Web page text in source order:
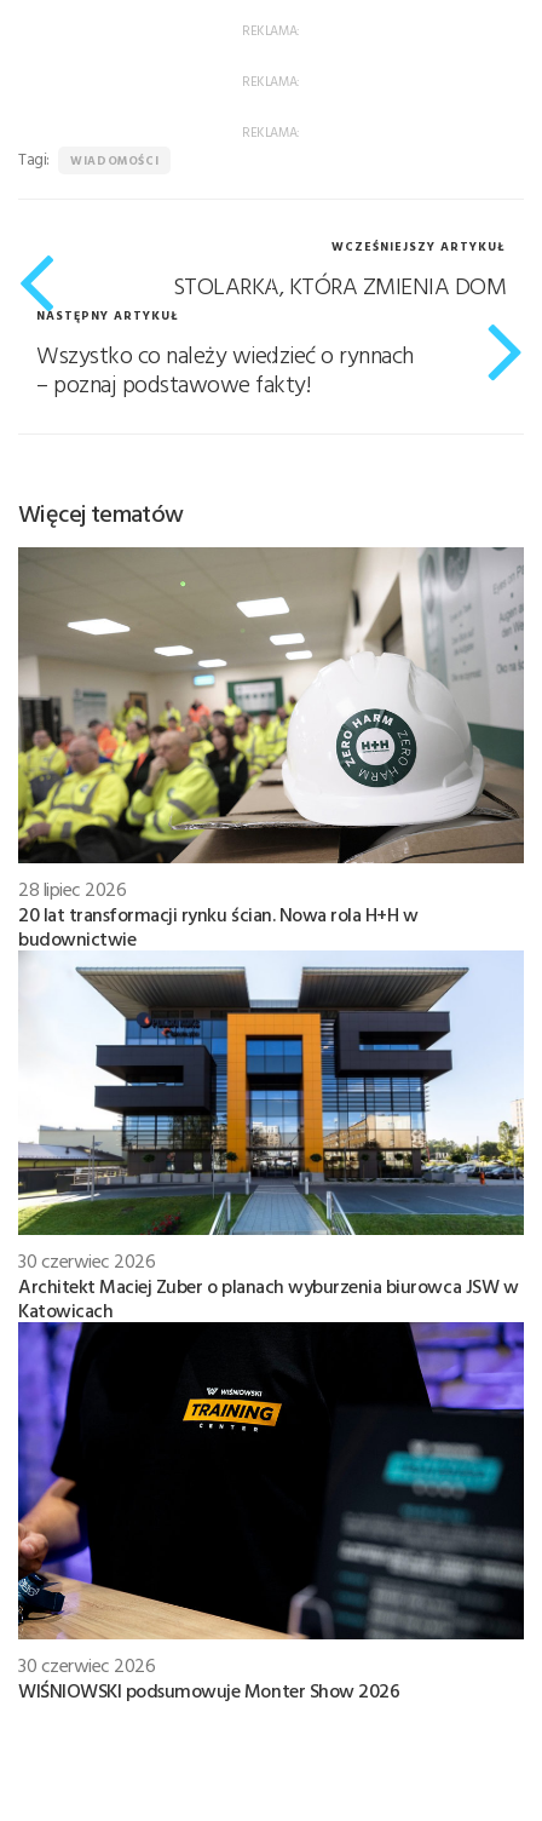
REKLAMA:
REKLAMA:
REKLAMA:
Tagi: WIADOMOŚCI
WCZEŚNIEJSZY ARTYKUŁ
STOLARKA, KTÓRA ZMIENIA DOM
NASTĘPNY ARTYKUŁ
Wszystko co należy wiedzieć o rynnach
– poznaj podstawowe fakty!
Więcej tematów
28 lipiec 2026
20 lat transformacji rynku ścian. Nowa rola H+H w
budownictwie
30 czerwiec 2026
Architekt Maciej Zuber o planach wyburzenia biurowca JSW w
Katowicach
30 czerwiec 2026
WIŚNIOWSKI podsumowuje Monter Show 2026